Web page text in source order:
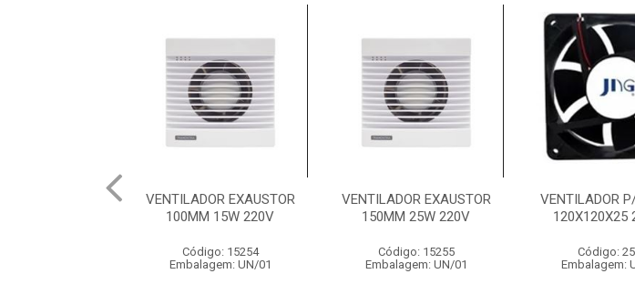
VENTILADOR EXAUSTOR
100MM 15W 220V
Código: 15254
Embalagem: UN/01
VENTILADOR EXAUSTOR
150MM 25W 220V
Código: 15255
Embalagem: UN/01
VENTILADOR P/ PAINEL
120X120X25 24VDC
Código: 2543
Embalagem: UN/01